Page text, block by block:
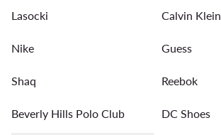
Lasocki Calvin Klein
Nike Guess
Shaq Reebok
Beverly Hills Polo Club DC Shoes